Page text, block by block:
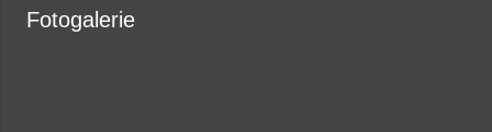
Fotogalerie